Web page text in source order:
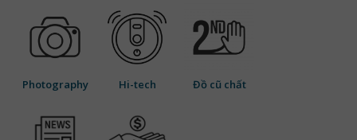
Photography Hi-tech Đồ cũ chất